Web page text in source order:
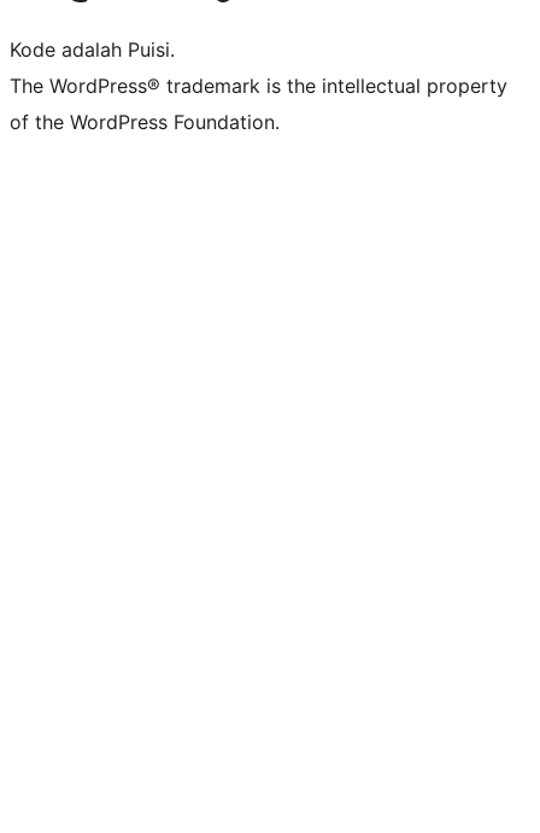
Kode adalah Puisi.
The WordPress® trademark is the intellectual property
of the WordPress Foundation.